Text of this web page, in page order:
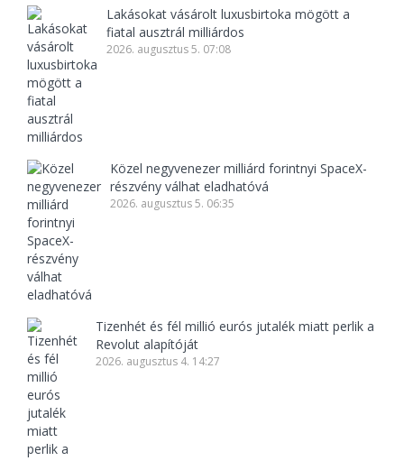
Lakásokat vásárolt luxusbirtoka mögött a
fiatal ausztrál milliárdos
2026. augusztus 5. 07:08
Közel negyvenezer milliárd forintnyi SpaceX-
részvény válhat eladhatóvá
2026. augusztus 5. 06:35
Tizenhét és fél millió eurós jutalék miatt perlik a
Revolut alapítóját
2026. augusztus 4. 14:27